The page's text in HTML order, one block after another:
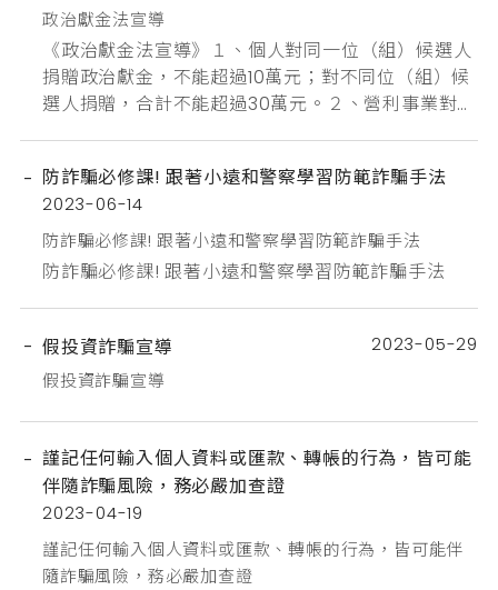
政治獻金法宣導
《政治獻金法宣導》１、個人對同一位（組）候選人
捐贈政治獻金，不能超過10萬元；對不同位（組）候
選人捐贈，合計不能超過30萬元。２、營利事業對同
萬元。３、有累積虧損尚未依規定彌補的營利事業，
不能捐贈政治獻金。
防詐騙必修課! 跟著小遠和警察學習防範詐騙手法
2023-06-14
防詐騙必修課! 跟著小遠和警察學習防範詐騙手法
防詐騙必修課! 跟著小遠和警察學習防範詐騙手法
假投資詐騙宣導
2023-05-29
假投資詐騙宣導
謹記任何輸入個人資料或匯款、轉帳的行為，皆可能
伴隨詐騙風險，務必嚴加查證
2023-04-19
謹記任何輸入個人資料或匯款、轉帳的行為，皆可能伴
隨詐騙風險，務必嚴加查證